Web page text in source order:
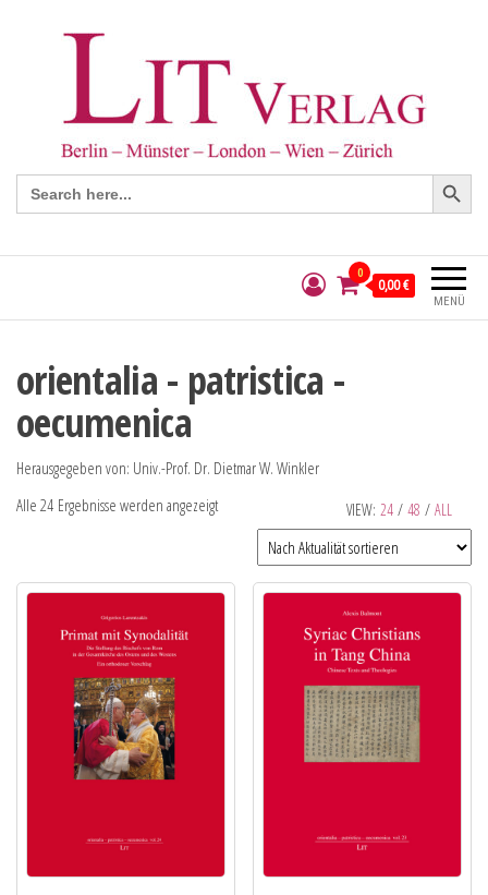
Search
for:
Search Button
MENÜ
0
0,00 €
orientalia - patristica -
oecumenica
Herausgegeben von: Univ.-Prof. Dr. Dietmar W. Winkler
VIEW: 24 / 48 / ALL
Alle 24 Ergebnisse werden angezeigt